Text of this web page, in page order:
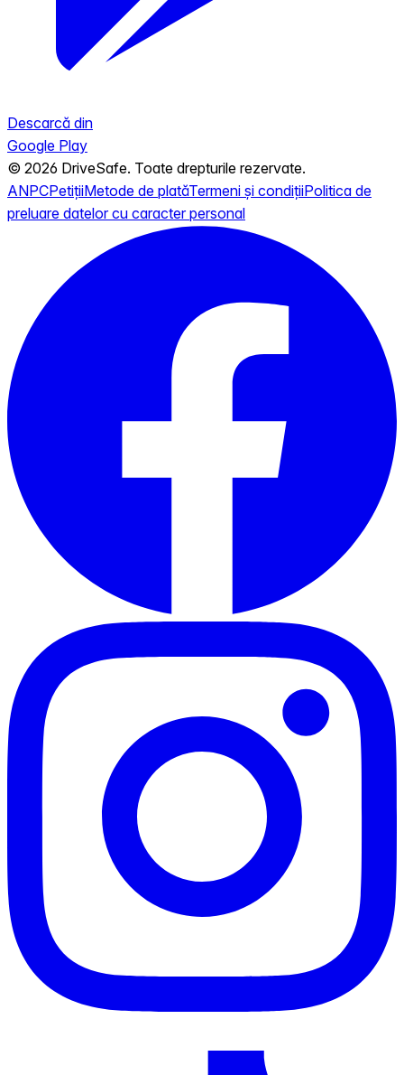
Descarcă din
Google Play
© 2026 DriveSafe. Toate drepturile rezervate.
ANPCPetițiiMetode de platăTermeni și condițiiPolitica de
preluare datelor cu caracter personal